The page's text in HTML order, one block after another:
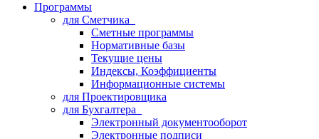
Программы
для Сметчика
Сметные программы
Нормативные базы
Текущие цены
Индексы, Коэффициенты
Информационные системы
для Проектировщика
для Бухгалтера
Электронный документооборот
Электронные подписи